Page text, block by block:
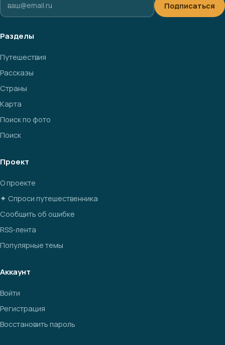
Подписаться
Разделы
Путешествия
Рассказы
Страны
Карта
Поиск по фото
Поиск
Проект
О проекте
✦ Спроси путешественника
Сообщить об ошибке
RSS-лента
Популярные темы
Аккаунт
Войти
Регистрация
Восстановить пароль